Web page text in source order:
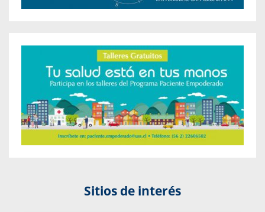
Sitios de interés